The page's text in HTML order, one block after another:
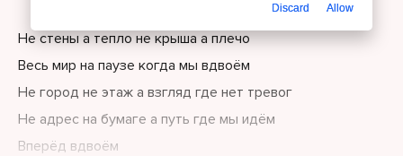
Не стены а тепло не крыша а плечо
Весь мир на паузе когда мы вдвоём
Не город не этаж а взгляд где нет тревог
Не адрес на бумаге а путь где мы идём
Вперёд вдвоём
Discard Allow